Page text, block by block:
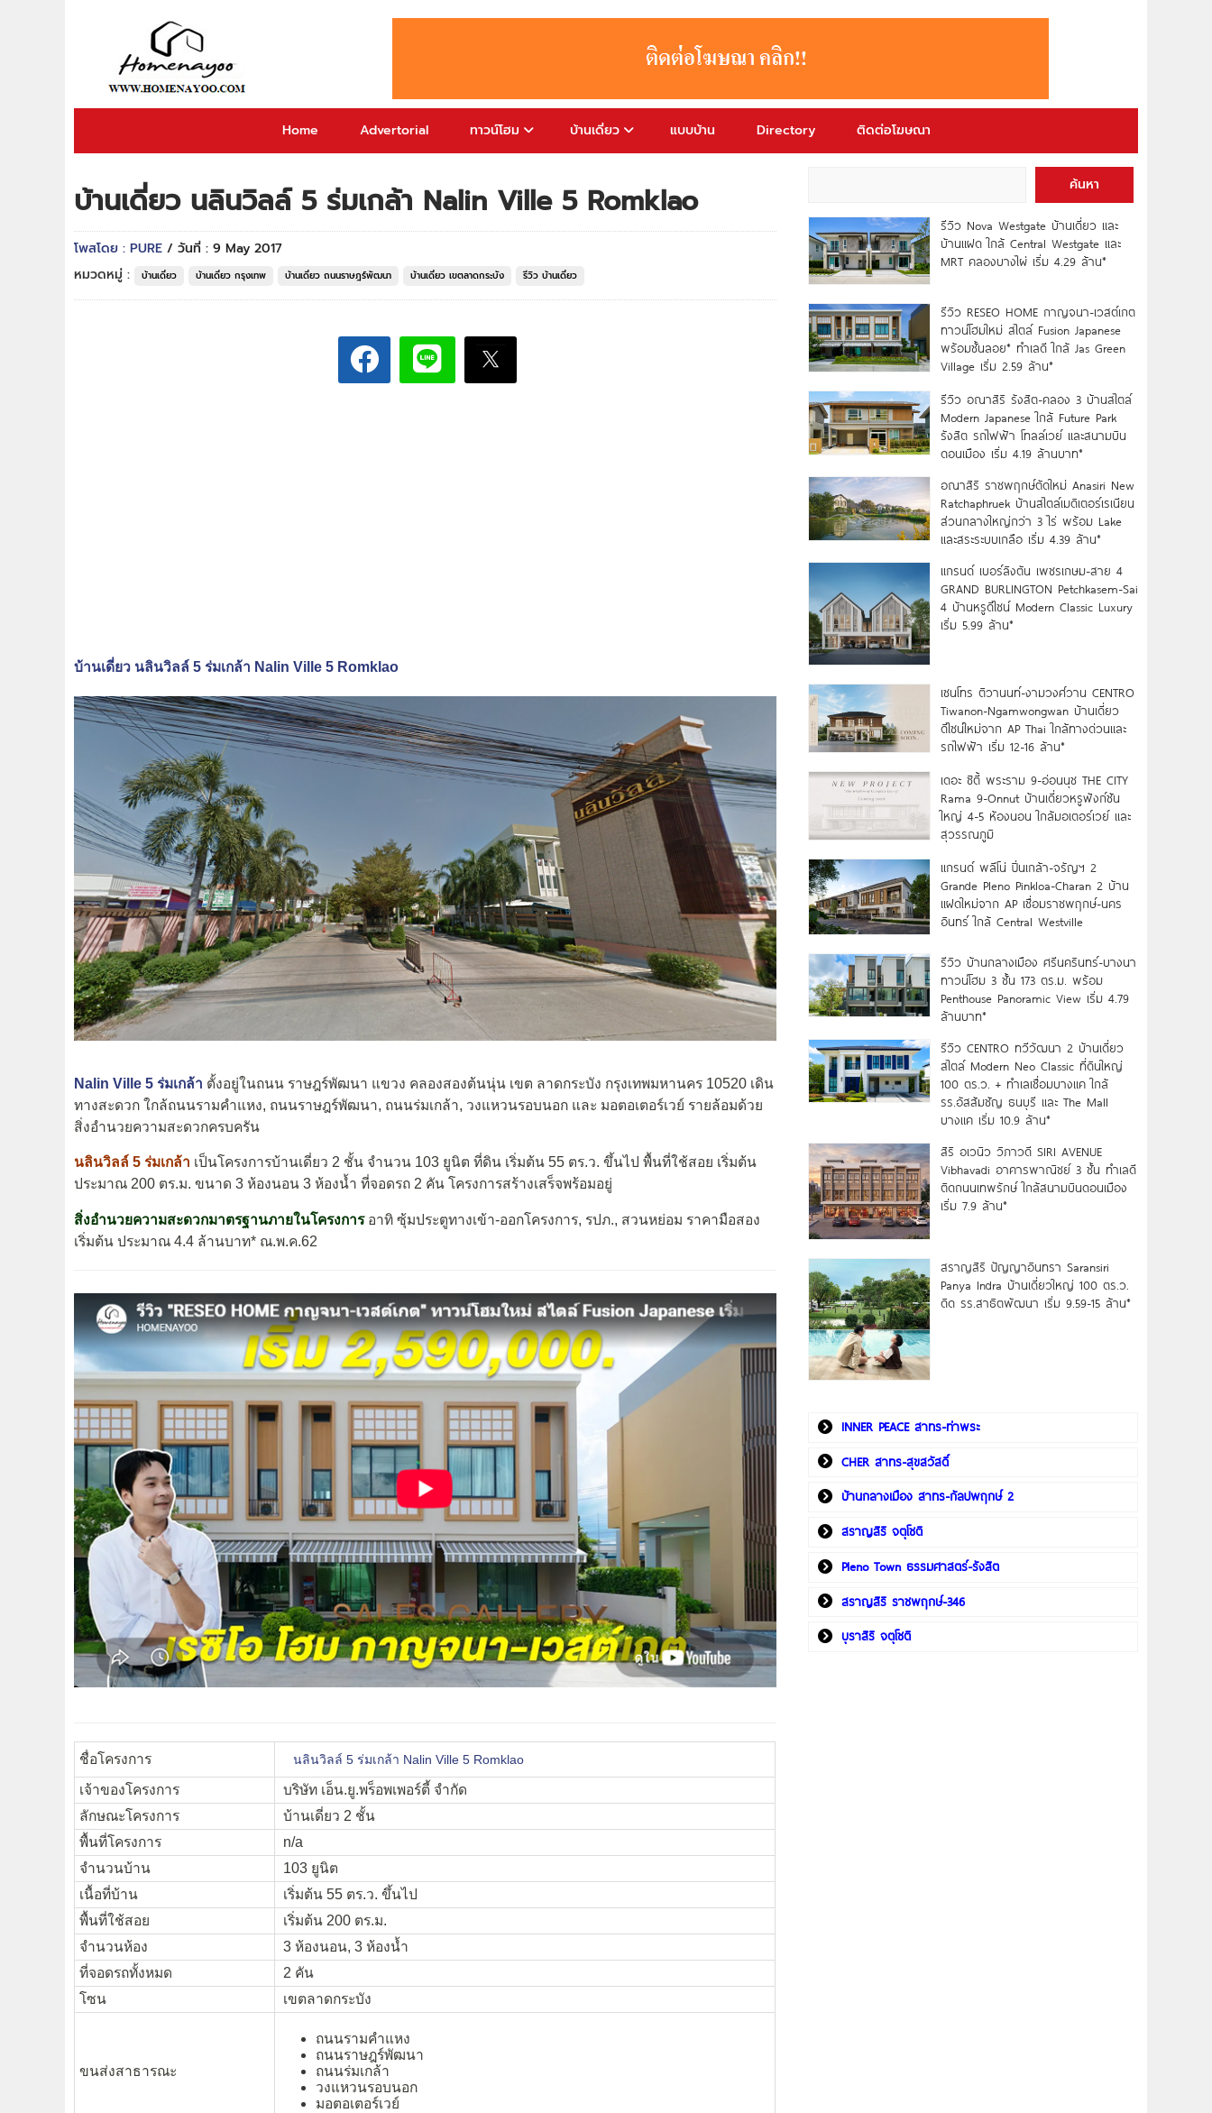
Home Advertorial ทาวน์โฮม บ้านเดี่ยว แบบบ้าน Directory ติดต่อโฆษณา
บ้านเดี่ยว นลินวิลล์ 5 ร่มเกล้า Nalin Ville 5 Romklao
โพสโดย : PURE / วันที่ : 9 May 2017
หมวดหมู่ :
บ้านเดี่ยว บ้านเดี่ยว กรุงเทพ บ้านเดี่ยว ถนนราษฎร์พัฒนา บ้านเดี่ยว เขตลาดกระบัง รีวิว บ้านเดี่ยว
บ้านเดี่ยว นลินวิลล์ 5 ร่มเกล้า Nalin Ville 5 Romklao
Nalin Ville 5 ร่มเกล้า ตั้งอยู่ในถนน ราษฎร์พัฒนา แขวง คลองสองต้นนุ่น เขต ลาดกระบัง กรุงเทพมหานคร 10520 เดิน
ทางสะดวก ใกล้ถนนรามคำแหง, ถนนราษฎร์พัฒนา, ถนนร่มเกล้า, วงแหวนรอบนอก และ มอตอเตอร์เวย์ รายล้อมด้วย
สิ่งอำนวยความสะดวกครบครัน
นลินวิลล์ 5 ร่มเกล้า เป็นโครงการบ้านเดี่ยว 2 ชั้น จำนวน 103 ยูนิต ที่ดิน เริ่มต้น 55 ตร.ว. ขึ้นไป พื้นที่ใช้สอย เริ่มต้น
ประมาณ 200 ตร.ม. ขนาด 3 ห้องนอน 3 ห้องน้ำ ที่จอดรถ 2 คัน โครงการสร้างเสร็จพร้อมอยู่
สิ่งอำนวยความสะดวกมาตรฐานภายในโครงการอาทิ ซุ้มประตูทางเข้า-ออกโครงการ, รปภ., สวนหย่อม ราคามือสอง
เริ่มต้น ประมาณ 4.4 ล้านบาท* ณ.พ.ค.62
ชื่อโครงการ นลินวิลล์ 5 ร่มเกล้า Nalin Ville 5 Romklao
เจ้าของโครงการ
บริษัท เอ็น.ยู.พร็อพเพอร์ตี้ จำกัด
ลักษณะโครงการ
บ้านเดี่ยว 2 ชั้น
พื้นที่โครงการ
n/a
จำนวนบ้าน
103 ยูนิต
เนื้อที่บ้าน
เริ่มต้น 55 ตร.ว. ขึ้นไป
พื้นที่ใช้สอย
เริ่มต้น 200 ตร.ม.
จำนวนห้อง
3 ห้องนอน, 3 ห้องน้ำ
ที่จอดรถทั้งหมด
2 คัน
โซน
เขตลาดกระบัง
ขนส่งสาธารณะ
ถนนรามคำแหง
ถนนราษฎร์พัฒนา
ถนนร่มเกล้า
วงแหวนรอบนอก
มอตอเตอร์เวย์
ค้นหา
รีวิว Nova Westgate บ้านเดี่ยว และ
บ้านแฝด ใกล้ Central Westgate และ
MRT คลองบางไผ่ เริ่ม 4.29 ล้าน*
รีวิว RESEO HOME กาญจนา-เวสต์เกต
ทาวน์โฮมใหม่ สไตล์ Fusion Japanese
พร้อมชั้นลอย* ทำเลดี ใกล้ Jas Green
Village เริ่ม 2.59 ล้าน*
รีวิว อณาสิริ รังสิต-คลอง 3 บ้านสไตล์
Modern Japanese ใกล้ Future Park
รังสิต รถไฟฟ้า โทลล์เวย์ และสนามบิน
ดอนเมือง เริ่ม 4.19 ล้านบาท*
อณาสิริ ราชพฤกษ์ตัดใหม่ Anasiri New
Ratchaphruek บ้านสไตล์เมดิเตอร์เรเนียน
ส่วนกลางใหญ่กว่า 3 ไร่ พร้อม Lake
และสระระบบเกลือ เริ่ม 4.39 ล้าน*
แกรนด์ เบอร์ลิงตัน เพชรเกษม-สาย 4
GRAND BURLINGTON Petchkasem-Sai
4 บ้านหรูดีไซน์ Modern Classic Luxury
เริ่ม 5.99 ล้าน*
เซนโทร ติวานนท์-งามวงศ์วาน CENTRO
Tiwanon-Ngamwongwan บ้านเดี่ยว
ดีไซน์ใหม่จาก AP Thai ใกล้ทางด่วนและ
รถไฟฟ้า เริ่ม 12-16 ล้าน*
เดอะ ซิตี้ พระราม 9-อ่อนนุช THE CITY
Rama 9-Onnut บ้านเดี่ยวหรูฟังก์ชัน
ใหญ่ 4-5 ห้องนอน ใกล้มอเตอร์เวย์ และ
สุวรรณภูมิ
แกรนด์ พลีโน่ ปิ่นเกล้า-จรัญฯ 2
Grande Pleno Pinkloa-Charan 2 บ้าน
แฝดใหม่จาก AP เชื่อมราชพฤกษ์-นคร
อินทร์ ใกล้ Central Westville
รีวิว บ้านกลางเมือง ศรีนครินทร์-บางนา
ทาวน์โฮม 3 ชั้น 173 ตร.ม. พร้อม
Penthouse Panoramic View เริ่ม 4.79
ล้านบาท*
รีวิว CENTRO ทวีวัฒนา 2 บ้านเดี่ยว
สไตล์ Modern Neo Classic ที่ดินใหญ่
100 ตร.ว. + ทำเลเชื่อมบางแค ใกล้
รร.อัสสัมชัญ ธนบุรี และ The Mall
บางแค เริ่ม 10.9 ล้าน*
สิริ อเวนิว วิภาวดี SIRI AVENUE
Vibhavadi อาคารพาณิชย์ 3 ชั้น ทำเลดี
ติดถนนเทพรักษ์ ใกล้สนามบินดอนเมือง
เริ่ม 7.9 ล้าน*
สราญสิริ ปัญญาอินทรา Saransiri
Panya Indra บ้านเดี่ยวใหญ่ 100 ตร.ว.
ดิด รร.สาธิตพัฒนา เริ่ม 9.59-15 ล้าน*
INNER PEACE สาทร-ท่าพระ
CHER สาทร-สุขสวัสดิ์
บ้านกลางเมือง สาทร-กัลปพฤกษ์ 2
สราญสิริ จตุโชติ
Pleno Town ธรรมศาสตร์-รังสิต
สราญสิริ ราชพฤกษ์-346
บุราสิริ จตุโชติ